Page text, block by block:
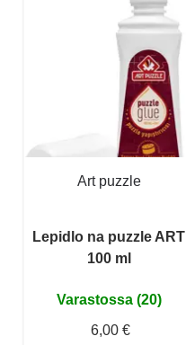
Art puzzle
Lepidlo na puzzle ART
100 ml
Varastossa (20)
6,00 €